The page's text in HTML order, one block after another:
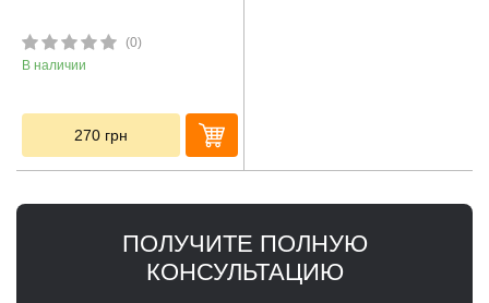
(0)
В наличии
270 грн
ПОЛУЧИТЕ ПОЛНУЮ
КОНСУЛЬТАЦИЮ